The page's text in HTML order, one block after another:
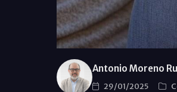
Antonio Moreno
29/01/2025